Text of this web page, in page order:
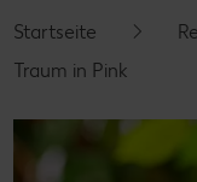
Schwebender
Startseite
Traum in Pink